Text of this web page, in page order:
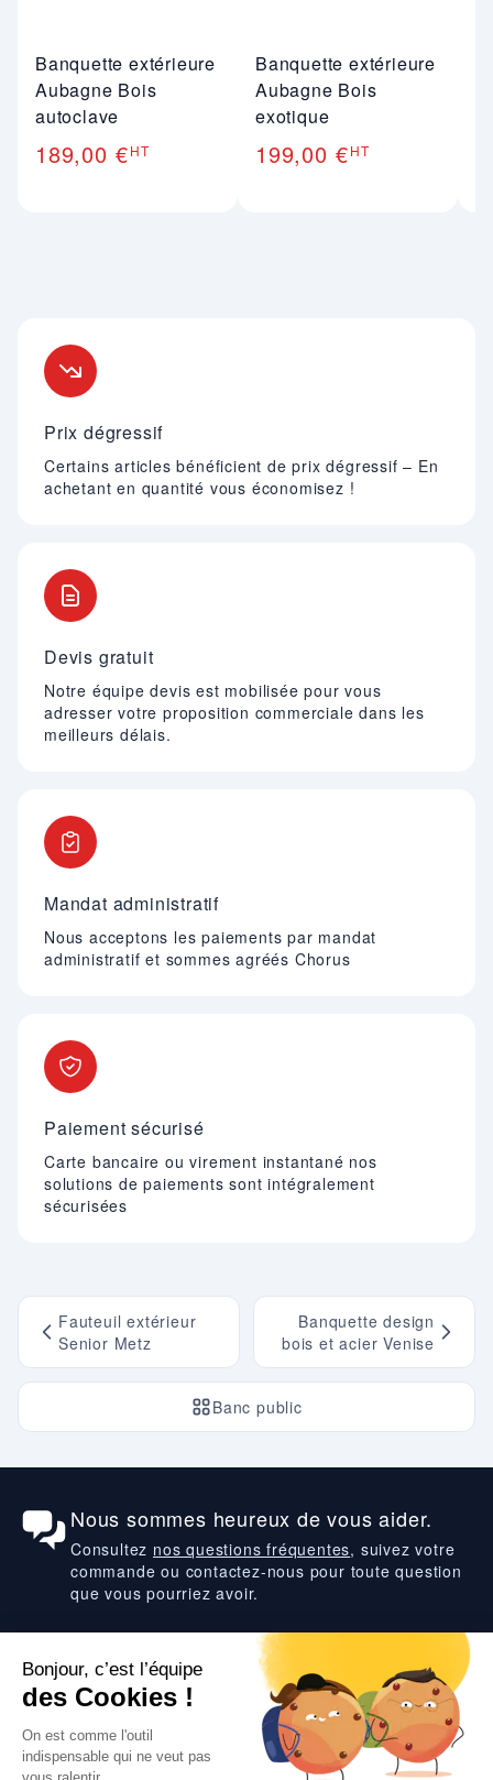
Banquette extérieure
Aubagne Bois
autoclave
189,00 €HT
Banquette extérieure
Aubagne Bois
exotique
199,00 €HT
Prix dégressif
Certains articles bénéficient de prix dégressif – En
achetant en quantité vous économisez !
Devis gratuit
Notre équipe devis est mobilisée pour vous
adresser votre proposition commerciale dans les
meilleurs délais.
Mandat administratif
Nous acceptons les paiements par mandat
administratif et sommes agréés Chorus
Paiement sécurisé
Carte bancaire ou virement instantané nos
solutions de paiements sont intégralement
sécurisées
Fauteuil extérieur
Senior Metz
Banc public
Banquette design
bois et acier Venise
Nous sommes heureux de vous aider.
Consultez nos questions fréquentes, suivez votre
commande ou contactez-nous pour toute question
que vous pourriez avoir.
Suivez-nous